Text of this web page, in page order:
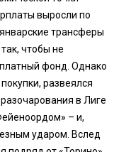
выросли по
трансферы
чтобы не
фонд. Однако
развеялся
в Лиге
– и,
ударом. Вслед